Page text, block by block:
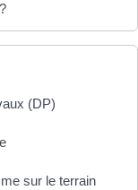
(DP)
sur le terrain